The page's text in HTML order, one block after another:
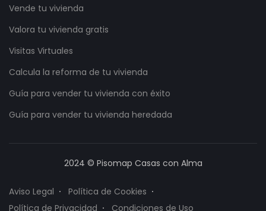
Vende tu vivienda
Valora tu vivienda gratis
Visitas Virtuales
Calcula la reforma de tu vivienda
Guía para vender tu vivienda con éxito
Guía para vender tu vivienda heredada
2024 © Pisomap Casas con Alma
Aviso Legal
Política de Cookies
Política de Privacidad
Condiciones de Uso